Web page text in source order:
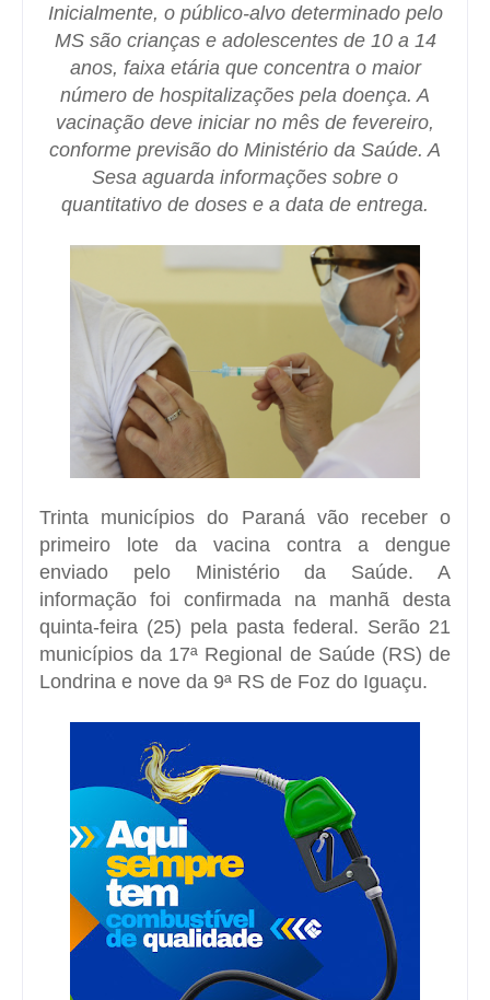
Inicialmente, o público-alvo determinado pelo
MS são crianças e adolescentes de 10 a 14
anos, faixa etária que concentra o maior
número de hospitalizações pela doença. A
vacinação deve iniciar no mês de fevereiro,
conforme previsão do Ministério da Saúde. A
Sesa aguarda informações sobre o
quantitativo de doses e a data de entrega.
Trinta municípios do Paraná vão receber o
primeiro lote da vacina contra a dengue
enviado pelo Ministério da Saúde. A
informação foi confirmada na manhã desta
quinta-feira (25) pela pasta federal. Serão 21
municípios da 17ª Regional de Saúde (RS) de
Londrina e nove da 9ª RS de Foz do Iguaçu.